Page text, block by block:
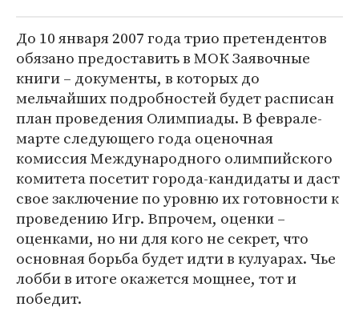
До 10 января 2007 года трио претендентов
обязано предоставить в МОК Заявочные
книги – документы, в которых до
мельчайших подробностей будет расписан
план проведения Олимпиады. В феврале-
марте следующего года оценочная
комиссия Международного олимпийского
комитета посетит города-кандидаты и даст
свое заключение по уровню их готовности к
проведению Игр. Впрочем, оценки –
оценками, но ни для кого не секрет, что
основная борьба будет идти в кулуарах. Чье
лобби в итоге окажется мощнее, тот и
победит.